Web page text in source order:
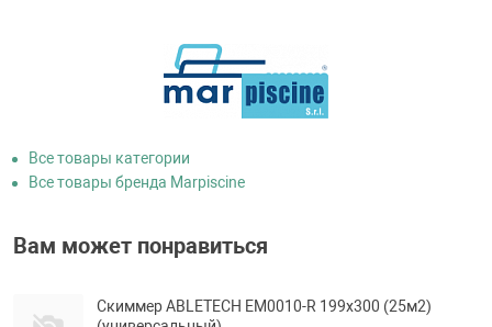
Все товары категории
Все товары бренда Marpiscine
Вам может понравиться
Скиммер ABLETECH EM0010-R 199x300 (25м2)